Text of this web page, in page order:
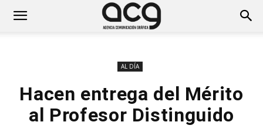
AL DÍA
Hacen entrega del Mérito
al Profesor Distinguido